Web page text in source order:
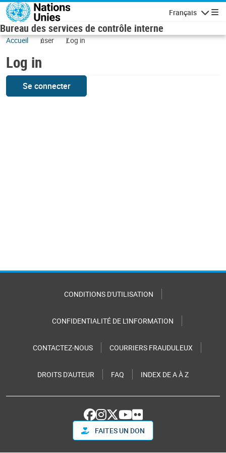
Skip to main content
Français
Bureau des services de contrôle interne
Accueil user Log in
Log in
Se connecter
CONDITIONS D'UTILISATION
CONFIDENTIALITÉ DE L'INFORMATION
CONTACTEZ-NOUS COURRIERS FRAUDULEUX
DROITS D'AUTEUR FAQ INDEX DE A À Z
FAITES UN DON